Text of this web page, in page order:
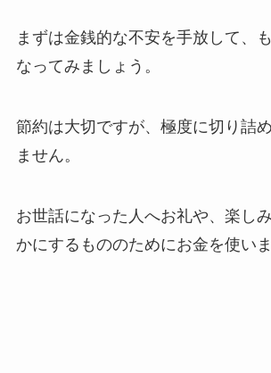
まずは金銭的な不安を手放して、
なってみましょう。
節約は大切ですが、極度に切り詰
ません。
お世話になった人へお礼や、楽し
かにするもののためにお金を使いま